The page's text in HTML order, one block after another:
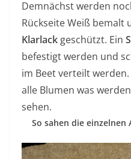
Demnächst werden
Rückseite Weiß bemalt
Klarlack geschützt. Ein
befestigt werden und
im Beet verteilt
alle Blumen was
sehen.
So sahen die